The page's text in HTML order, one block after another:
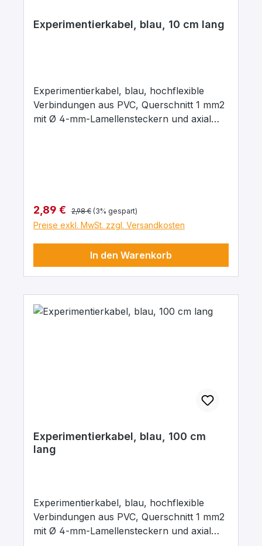
Experimentierkabel, blau, 10 cm lang
Experimentierkabel, blau, hochflexible
Verbindungen aus PVC, Querschnitt 1 mm2
mit Ø 4-mm-Lamellensteckern und axial
mΩ. Arbeitstemperatur -10 … + 70°C.
Verkaufspreis:
2,89 € Regulärer Preis:
2,98 € (3% gespart)
Preise exkl. MwSt. zzgl. Versandkosten
In den Warenkorb
Experimentierkabel, blau, 100 cm
lang
Experimentierkabel, blau, hochflexible
Verbindungen aus PVC, Querschnitt 1 mm2
mit Ø 4-mm-Lamellensteckern und axial